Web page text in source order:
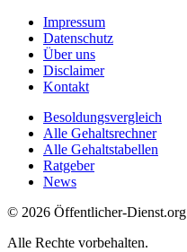
Impressum
Datenschutz
Über uns
Disclaimer
Kontakt
Besoldungsvergleich
Alle Gehaltsrechner
Alle Gehaltstabellen
Ratgeber
News
© 2026 Öffentlicher-Dienst.org
Alle Rechte vorbehalten.